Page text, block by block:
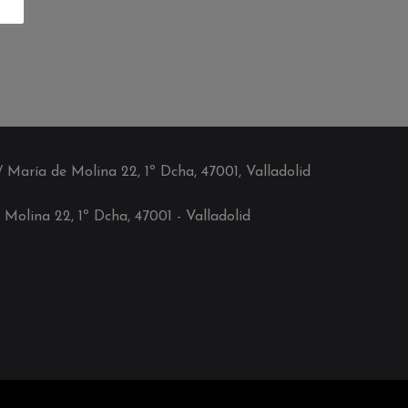
María de Molina 22, 1º Dcha, 47001, Valladolid
22, 1º Dcha, 4700 - Valladolid